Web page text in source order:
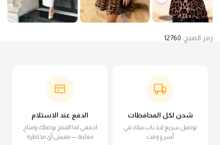
رمز المنتج: 12760
شحن لكل المحافظات
توصيل سريع لحد باب بيتك في
أسرع وقت
الدفع عند الاستلام
ادفعي لما المنتج يوصلك ومتاح
معاينة — مفيش أي مخاطرة